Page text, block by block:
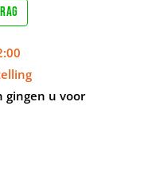
gingen u voor